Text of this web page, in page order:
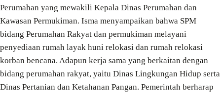
Perumahan yang mewakili Kepala Dinas Perumahan dan
Kawasan Permukiman. Isma menyampaikan bahwa SPM
bidang Perumahan Rakyat dan permukiman melayani
penyediaan rumah layak huni relokasi dan rumah relokasi
korban bencana. Adapun kerja sama yang berkaitan dengan
bidang perumahan rakyat, yaitu Dinas Lingkungan Hidup serta
Dinas Pertanian dan Ketahanan Pangan. Pemerintah berharap